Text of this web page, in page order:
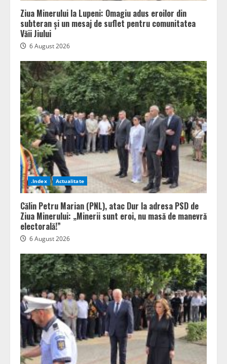
Ziua Minerului la Lupeni: Omagiu adus eroilor din
subteran și un mesaj de suflet pentru comunitatea
Văii Jiului
6 August 2026
.Index Actualitate
Călin Petru Marian (PNL), atac Dur la adresa PSD de
Ziua Minerului: „Minerii sunt eroi, nu masă de manevră
electorală!”
6 August 2026